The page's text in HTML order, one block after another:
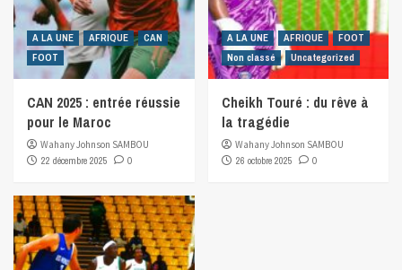
A LA UNE AFRIQUE
CAN
FOOT
CAN 2025 : entrée réussie
pour le Maroc
Wahany Johnson SAMBOU
22 décembre 2025
0
A LA UNE AFRIQUE
FOOT
Non classé
Uncategorized
Cheikh Touré : du rêve à
la tragédie
Wahany Johnson SAMBOU
26 octobre 2025
0